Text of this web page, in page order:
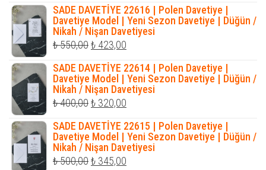
fiyat:
₺ 550,00.fiyat:
₺ 423,00.
SADE DAVETİYE 22616 | Polen Davetiye |
Davetiye Model | Yeni Sezon Davetiye | Düğün /
Nikah / Nişan Davetiyesi
₺550,00Orijinal
fiyat:
₺ 550,00.
₺ 423,00
fiyat:
₺ 423,00.
SADE DAVETİYE 22614 | Polen Davetiye |
Davetiye Model | Yeni Sezon Davetiye | Düğün /
Nikah / Nişan Davetiyesi
₺400,00Orijinal
fiyat:
₺ 400,00.
₺ 320,00
fiyat:
₺ 320,00.
SADE DAVETİYE 22615 | Polen Davetiye |
Davetiye Model | Yeni Sezon Davetiye | Düğün /
Nikah / Nişan Davetiyesi
₺500,00Orijinal
₺ 345,00